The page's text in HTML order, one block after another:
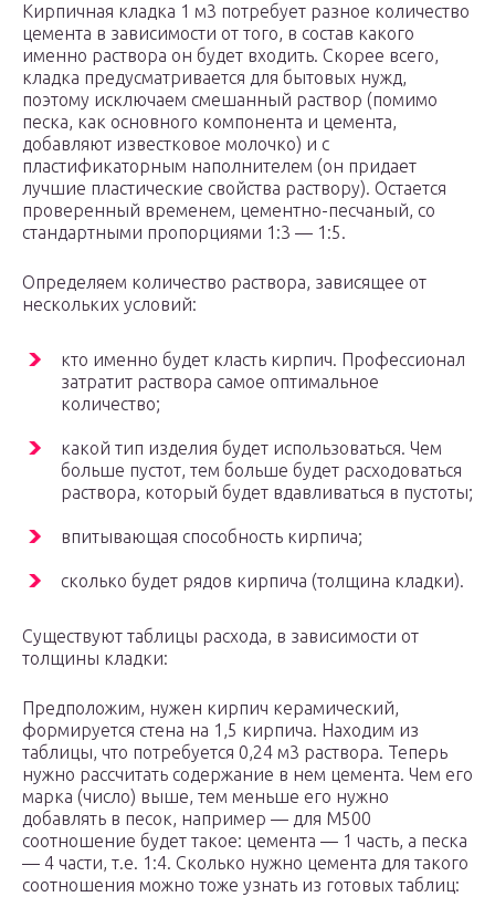
Кирпичная кладка 1 м3 потребует разное количество
цемента в зависимости от того, в состав какого
именно раствора он будет входить. Скорее всего,
кладка предусматривается для бытовых нужд,
поэтому исключаем смешанный раствор (помимо
песка, как основного компонента и цемента,
добавляют известковое молочко) и с
пластификаторным наполнителем (он придает
лучшие пластические свойства раствору). Остается
проверенный временем, цементно-песчаный, со
стандартными пропорциями 1:3 — 1:5.
Определяем количество раствора, зависящее от
нескольких условий:
кто именно будет класть кирпич. Профессионал
затратит раствора самое оптимальное
количество;
какой тип изделия будет использоваться. Чем
больше пустот, тем больше будет расходоваться
раствора, который будет вдавливаться в пустоты;
впитывающая способность кирпича;
сколько будет рядов кирпича (толщина кладки).
Существуют таблицы расхода, в зависимости от
толщины кладки:
Предположим, нужен кирпич керамический,
формируется стена на 1,5 кирпича. Находим из
таблицы, что потребуется 0,24 м3 раствора. Теперь
нужно рассчитать содержание в нем цемента. Чем его
марка (число) выше, тем меньше его нужно
добавлять в песок, например — для М500
соотношение будет такое: цемента — 1 часть, а песка
— 4 части, т.е. 1:4. Сколько нужно цемента для такого
соотношения можно тоже узнать из готовых таблиц: